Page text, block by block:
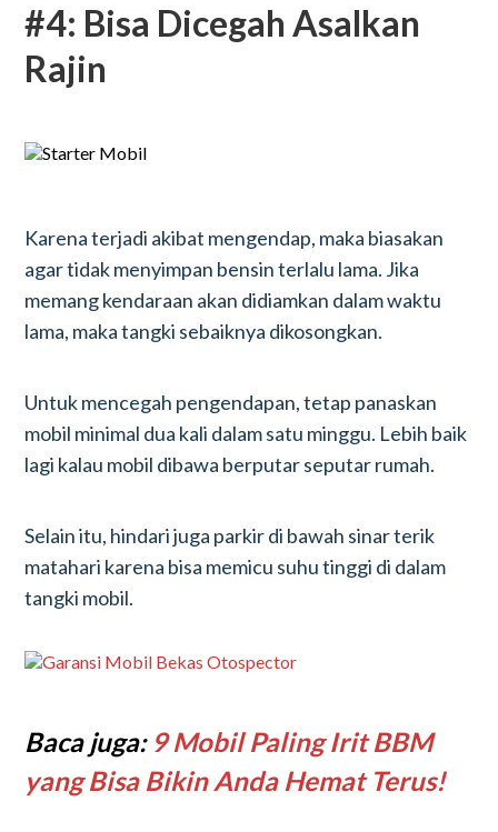
#4: Bisa Dicegah Asalkan
Rajin
Karena terjadi akibat mengendap, maka biasakan
agar tidak menyimpan bensin terlalu lama. Jika
memang kendaraan akan didiamkan dalam waktu
lama, maka tangki sebaiknya dikosongkan.
Untuk mencegah pengendapan, tetap panaskan
mobil minimal dua kali dalam satu minggu. Lebih baik
lagi kalau mobil dibawa berputar seputar rumah.
Selain itu, hindari juga parkir di bawah sinar terik
matahari karena bisa memicu suhu tinggi di dalam
tangki mobil.
Baca juga: 9 Mobil Paling Irit BBM
yang Bisa Bikin Anda Hemat Terus!